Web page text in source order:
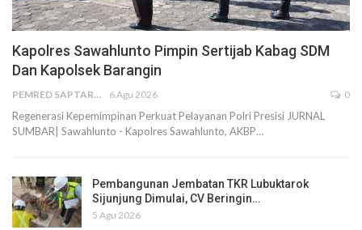
Kapolres Sawahlunto Pimpin Sertijab Kabag SDM
Dan Kapolsek Barangin
PEMRED SAPTARIUS 6 Agu 2026 0
Regenerasi Kepemimpinan Perkuat Pelayanan Polri Presisi JURNAL
SUMBAR| Sawahlunto - Kapolres Sawahlunto, AKBP…
Pembangunan Jembatan TKR Lubuktarok
Sijunjung Dimulai, CV Beringin…
5 Agu 2026